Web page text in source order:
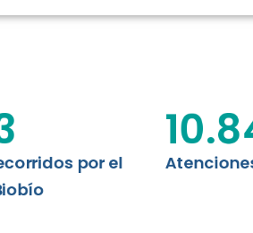
ABORDAJE CLÍNICO EN
Concepción...
por el